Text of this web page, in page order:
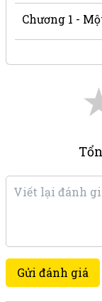
Chương 1 -
Gửi đánh giá